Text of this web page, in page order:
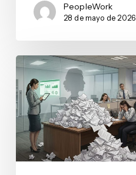
PeopleWork
28 de mayo de 2026
Ley
Karin:
muchas
denuncias,
pero
aún
una